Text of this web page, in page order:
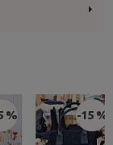
% -15 %